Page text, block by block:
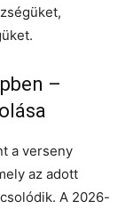
–
a verseny
az adott
A 2026-